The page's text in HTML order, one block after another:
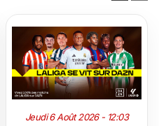
Jeudi 6 Août 2026 - 12:03